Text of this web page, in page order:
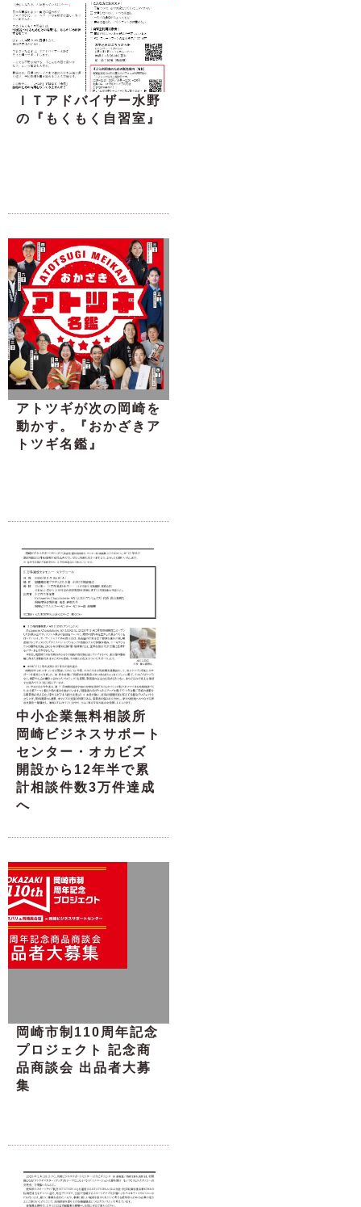
ＩＴアドバイザー水野
の『もくもく自習室』
アトツギが次の岡崎を
動かす。『おかざきア
トツギ名鑑』
中小企業無料相談所
岡崎ビジネスサポート
センター・オカビズ
開設から12年半で累
計相談件数3万件達成
へ
岡崎市制110周年記念
プロジェクト 記念商
品商談会 出品者大募
集